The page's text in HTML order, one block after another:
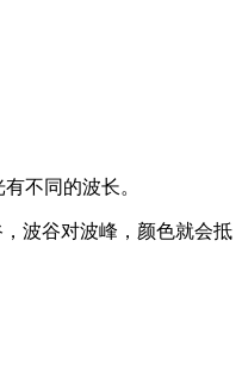
不同的波长。
波谷对波峰，颜色就会抵